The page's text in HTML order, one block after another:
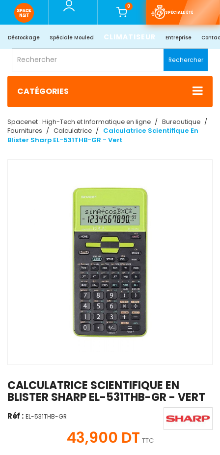
0
SPÉCIALE ÉTÉ
Déstockage Spéciale Mouled CLIMATISEUR Entreprise
Rechercher
CATÉGORIES
Spacenet : High-Tech et Informatique en ligne
Bureautique
Fournitures
Calculatrice
Calculatrice Scientifique En
Blister Sharp EL-531THB-GR - Vert
CALCULATRICE SCIENTIFIQUE EN
BLISTER SHARP EL-531THB-GR - VERT
Réf : EL-531THB-GR
43,900 DT TTC